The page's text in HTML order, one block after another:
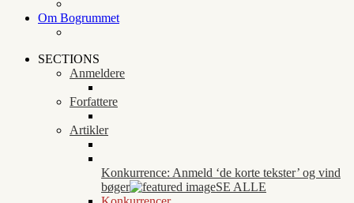
Om Bogrummet
SECTIONS
Anmeldere
Forfattere
Artikler
Konkurrence: Anmeld ‘de korte tekster’ og vind
bøger
SE ALLE